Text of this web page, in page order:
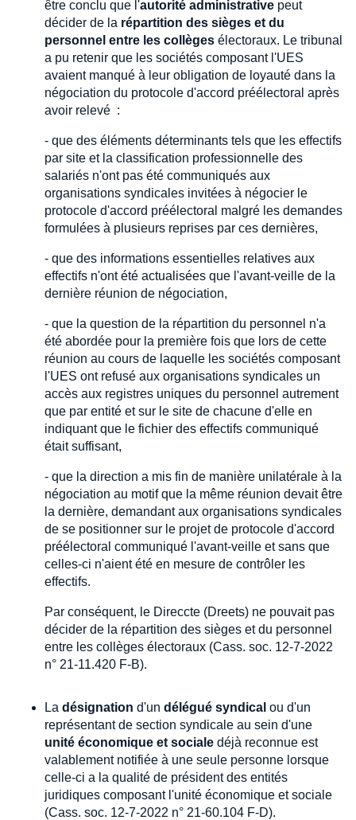
être conclu que l'autorité administrative peut
décider de la répartition des sièges et du
personnel entre les collèges électoraux. Le tribunal
a pu retenir que les sociétés composant l'UES
avaient manqué à leur obligation de loyauté dans la
négociation du protocole d'accord préélectoral après
avoir relevé :
- que des éléments déterminants tels que les effectifs
par site et la classification professionnelle des
salariés n'ont pas été communiqués aux
organisations syndicales invitées à négocier le
protocole d'accord préélectoral malgré les demandes
formulées à plusieurs reprises par ces dernières,
- que des informations essentielles relatives aux
effectifs n'ont été actualisées que l'avant-veille de la
dernière réunion de négociation,
- que la question de la répartition du personnel n'a
été abordée pour la première fois que lors de cette
réunion au cours de laquelle les sociétés composant
l'UES ont refusé aux organisations syndicales un
accès aux registres uniques du personnel autrement
que par entité et sur le site de chacune d'elle en
indiquant que le fichier des effectifs communiqué
était suffisant,
- que la direction a mis fin de manière unilatérale à la
négociation au motif que la même réunion devait être
la dernière, demandant aux organisations syndicales
de se positionner sur le projet de protocole d'accord
préélectoral communiqué l'avant-veille et sans que
celles-ci n'aient été en mesure de contrôler les
effectifs.
Par conséquent, le Direccte (Dreets) ne pouvait pas
décider de la répartition des sièges et du personnel
entre les collèges électoraux (Cass. soc. 12-7-2022
n° 21-11.420 F-B).
La désignation d'un délégué syndical ou d'un
représentant de section syndicale au sein d'une
unité économique et sociale déjà reconnue est
valablement notifiée à une seule personne lorsque
celle-ci a la qualité de président des entités
juridiques composant l'unité économique et sociale
(Cass. soc. 12-7-2022 n° 21-60.104 F-D).